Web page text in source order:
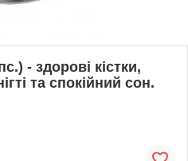
- здорові кістки,
та спокійний сон.